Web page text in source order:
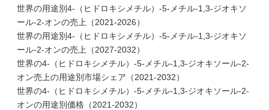
世界の用途別4-（ヒドロキシメチル）-5-メチル-1,3-ジオキソ
ール-2-オンの売上（2021-2026）
世界の用途別4-（ヒドロキシメチル）-5-メチル-1,3-ジオキソ
ール-2-オンの売上（2027-2032）
世界の4-（ヒドロキシメチル）-5-メチル-1,3-ジオキソール-2-
オン売上の用途別市場シェア（2021-2032）
世界の4-（ヒドロキシメチル）-5-メチル-1,3-ジオキソール-2-
オンの用途別価格（2021-2032）